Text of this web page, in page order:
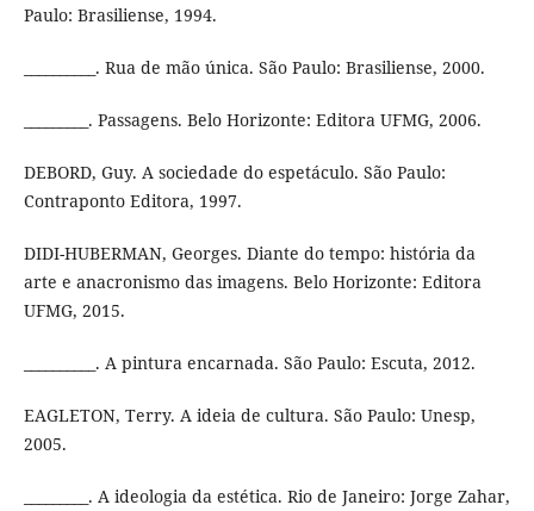
Paulo: Brasiliense, 1994.
__________. Rua de mão única. São Paulo: Brasiliense, 2000.
_________. Passagens. Belo Horizonte: Editora UFMG, 2006.
DEBORD, Guy. A sociedade do espetáculo. São Paulo:
Contraponto Editora, 1997.
DIDI-HUBERMAN, Georges. Diante do tempo: história da
arte e anacronismo das imagens. Belo Horizonte: Editora
UFMG, 2015.
__________. A pintura encarnada. São Paulo: Escuta, 2012.
EAGLETON, Terry. A ideia de cultura. São Paulo: Unesp,
2005.
_________. A ideologia da estética. Rio de Janeiro: Jorge Zahar,